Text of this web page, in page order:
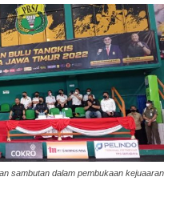
sambutan dalam pembukaan kejuaaran